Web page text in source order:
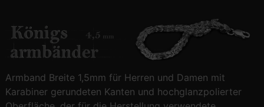
Armband Breite 1,5mm für Herren und Damen mit
Karabiner gerundeten Kanten und hochglanzpolierter